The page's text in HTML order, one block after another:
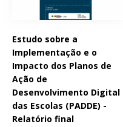
Estudo sobre a
Implementação e o
Impacto dos Planos de
Ação de
Desenvolvimento Digital
das Escolas (PADDE) -
Relatório final